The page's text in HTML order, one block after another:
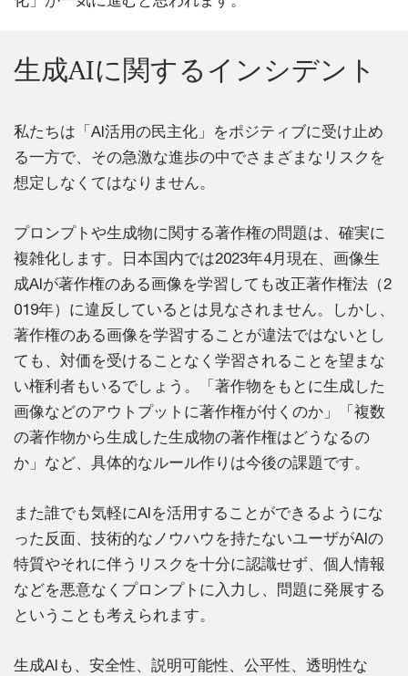
生成AIに関するインシデント
私たちは「AI活用の民主化」をポジティブに受け止め
る一方で、その急激な進歩の中でさまざまなリスクを
想定しなくてはなりません。
プロンプトや生成物に関する著作権の問題は、確実に
複雑化します。日本国内では2023年4月現在、画像生
成AIが著作権のある画像を学習しても改正著作権法（2
019年）に違反しているとは見なされません。しかし、
著作権のある画像を学習することが違法ではないとし
ても、対価を受けることなく学習されることを望まな
い権利者もいるでしょう。「著作物をもとに生成した
画像などのアウトプットに著作権が付くのか」「複数
の著作物から生成した生成物の著作権はどうなるの
か」など、具体的なルール作りは今後の課題です。
また誰でも気軽にAIを活用することができるようにな
った反面、技術的なノウハウを持たないユーザがAIの
特質やそれに伴うリスクを十分に認識せず、個人情報
などを悪意なくプロンプトに入力し、問題に発展する
ということも考えられます。
生成AIも、安全性、説明可能性、公平性、透明性な